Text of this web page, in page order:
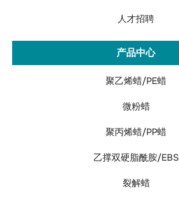
人才招聘
产品中心
聚乙烯蜡/PE蜡
微粉蜡
聚丙烯蜡/PP蜡
乙撑双硬脂酰胺/EBS
裂解蜡